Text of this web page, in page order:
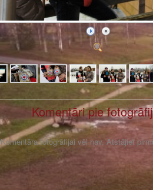
Komentāri pie
Komentāra fotogrāfijai vēl nav. Atstājiet